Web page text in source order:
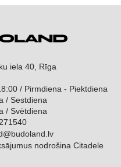
iela 40, Rīga
/ Pirmdiena - Piektdiena
/ Sestdiena
/ Svētdiena
nodrošina Citadele